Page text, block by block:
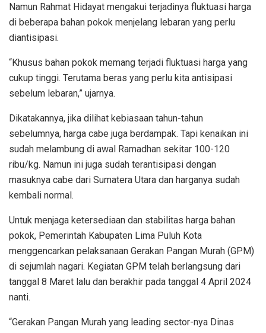
Namun Rahmat Hidayat mengakui terjadinya fluktuasi harga
di beberapa bahan pokok menjelang lebaran yang perlu
diantisipasi.
“Khusus bahan pokok memang terjadi fluktuasi harga yang
cukup tinggi. Terutama beras yang perlu kita antisipasi
sebelum lebaran,” ujarnya.
Dikatakannya, jika dilihat kebiasaan tahun-tahun
sebelumnya, harga cabe juga berdampak. Tapi kenaikan ini
sudah melambung di awal Ramadhan sekitar 100-120
ribu/kg. Namun ini juga sudah terantisipasi dengan
masuknya cabe dari Sumatera Utara dan harganya sudah
kembali normal.
Untuk menjaga ketersediaan dan stabilitas harga bahan
pokok, Pemerintah Kabupaten Lima Puluh Kota
menggencarkan pelaksanaan Gerakan Pangan Murah (GPM)
di sejumlah nagari. Kegiatan GPM telah berlangsung dari
tanggal 8 Maret lalu dan berakhir pada tanggal 4 April 2024
nanti.
“Gerakan Pangan Murah yang leading sector-nya Dinas